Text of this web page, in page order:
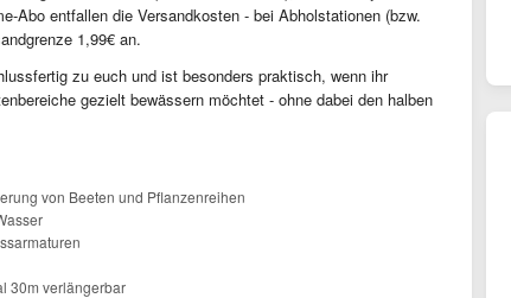
Abo entfallen die Versandkosten - bei Abholstationen (bzw.
1,99€ an.
zu euch und ist besonders praktisch, wenn ihr
gezielt bewässern möchtet - ohne dabei den halben
von Beeten und Pflanzenreihen
30m verlängerbar